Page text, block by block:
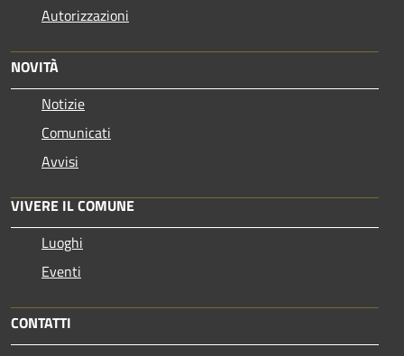
Autorizzazioni
NOVITÀ
Notizie
Comunicati
Avvisi
VIVERE IL COMUNE
Luoghi
Eventi
CONTATTI